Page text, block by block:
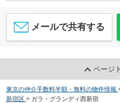
メールで共有する
ページ
東京の仲介手数料半額・無料の物件情報
新宿区 > ガラ・グランディ西新宿